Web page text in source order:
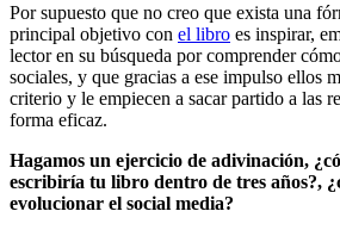
Por supuesto que no creo que exista una
principal objetivo con el libro es inspirar,
lector en su búsqueda por comprender
sociales, y que gracias a ese impulso ellos
criterio y le empiecen a sacar partido a las
forma eficaz.
Hagamos un ejercicio de adivinación,
escribiría tu libro dentro de tres años?,
evolucionar el social media?